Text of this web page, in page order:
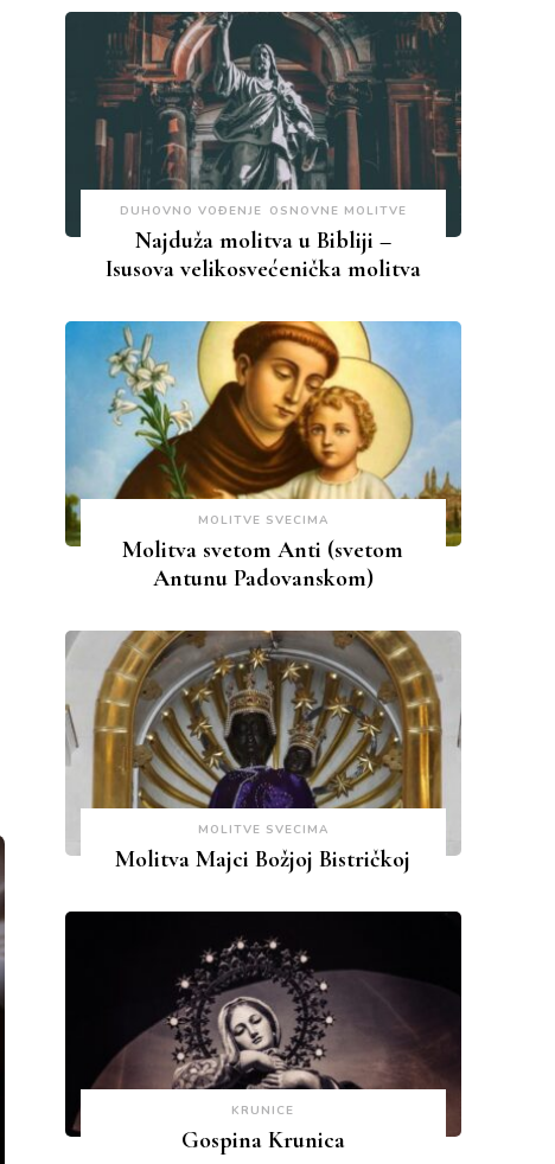
DUHOVNO VOĐENJE OSNOVNE MOLITVE
Najduža molitva u Bibliji –
Isusova velikosvećenička molitva
MOLITVE SVECIMA
Molitva svetom Anti (svetom
Antunu Padovanskom)
MOLITVE SVECIMA
Molitva Majci Božjoj Bistričkoj
KRUNICE
Gospina Krunica